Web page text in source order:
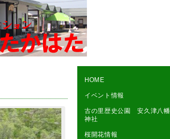
HOME
イベント情報
古の里歴史公園 安久津八幡
神社
桜開花情報